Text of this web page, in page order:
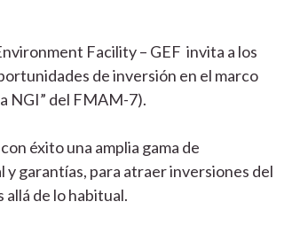
Facility – GEF invita a los
de inversión en el marco
NGI” del FMAM-7).
éxito una amplia gama de
garantías, para atraer inversiones del
de lo habitual.